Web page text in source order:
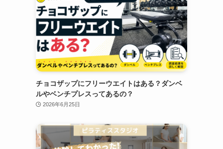
チョコザップにフリーウエイトはある？ダンベ
ルやベンチプレスってあるの？
2026年6月25日